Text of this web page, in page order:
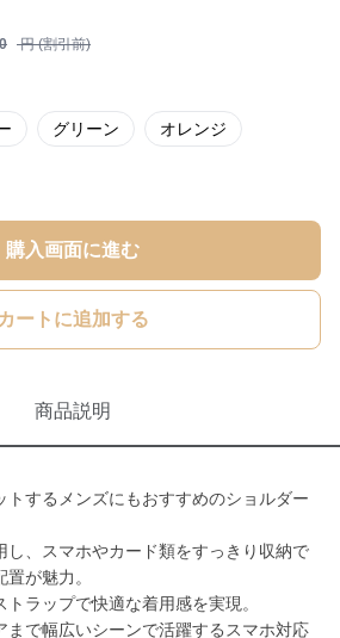
円 (割引前)
グリーン オレンジ
購入画面に進む
カートに追加する
商品説明
トするメンズにもおすすめのショルダー
し、スマホやカード類をすっきり収納で
が魅力。
ラップで快適な着用感を実現。
まで幅広いシーンで活躍するスマホ対応